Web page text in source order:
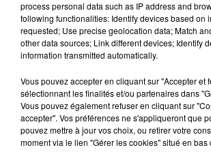
MAROON 5
What Lovers Do
process personal data such as IP address and
following functionalities: Identify devices based on
requested; Use precise geolocation data; Match
other data sources; Link different devices; Identify
information transmitted automatically.
Vous pouvez accepter en cliquant sur "Accepter et
sélectionnant les finalités et/ou partenaires dans
Vous pouvez également refuser en cliquant sur
accepter". Vos préférences ne s'appliqueront que
pouvez mettre à jour vos choix, ou retirer votre
moment via le lien "Gérer les cookies" situé en bas